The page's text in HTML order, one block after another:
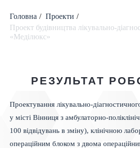
Головна / Проекти /
Проект будівництва лікувально-
«Меділюкс»
РЕЗУЛЬТАТ
Проектування лікувально-
у місті Вінниця з амбулаторно-
100 відвідувань в зміну), клінічною
операційним блоком з двома